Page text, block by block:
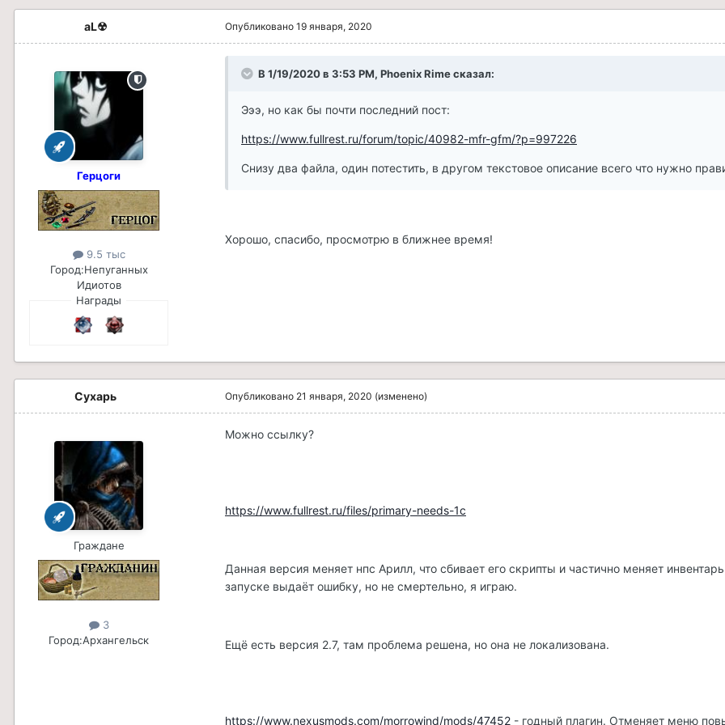
aL☢
Герцоги
9.5 тыс
Город:Непуганных
Идиотов
Награды
Опубликовано 19 января, 2020
В 1/19/2020 в 3:53 PM, Phoenix Rime сказал:
Эээ, но как бы почти последний пост:
https://www.fullrest.ru/forum/topic/40982-mfr-gfm/?p=997226
Снизу два файла, один потестить, в другом текстовое описание всего что нужно
Хорошо, спасибо, просмотрю в ближнее время!
Сухарь
Граждане
3
Город:Архангельск
Опубликовано 21 января, 2020 (изменено)
Можно ссылку?
https://www.fullrest.ru/files/primary-needs-1c
Данная версия меняет нпс Арилл, что сбивает его скрипты и частично меняет
запуске выдаёт ошибку, но не смертельно, я играю.
Ещё есть версия 2.7, там проблема решена, но она не локализована.
https://www.nexusmods.com/morrowind/mods/47452 - годный плагин. Отменяет меню